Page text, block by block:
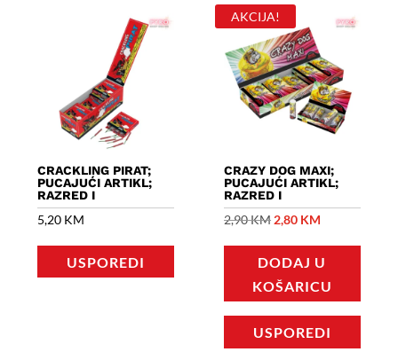
CRACKLING PIRAT;
PUCAJUĆI ARTIKL;
RAZRED I
5,20 KM
USPOREDI
AKCIJA!
CRAZY DOG MAXI;
PUCAJUĆI ARTIKL;
RAZRED I
2,90KM Izvorna
bila
je:
2,80 KM
je:
2,80 KM.
DODAJ U
KOŠARICU
USPOREDI